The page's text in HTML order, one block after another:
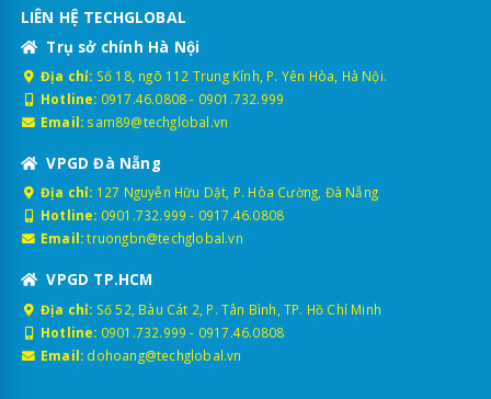
LIÊN HỆ TECHGLOBAL
Trụ sở chính Hà Nội
Địa chỉ: Số 18, ngõ 112 Trung Kính, P. Yên Hòa, Hà Nội.
Hotline: 0917.46.0808- 0901.732.999
Email: sam89@techglobal.vn
VPGD Đà Nẵng
Địa chỉ: 127 Nguyễn Hữu Dật, P. Hòa Cường, Đà Nẵng
Hotline: 0901.732.999 - 0917.46.0808
Email: truongbn@techglobal.vn
VPGD TP.HCM
Địa chỉ: Số 52, Bàu Cát 2, P. Tân Bình, TP. Hồ Chí Minh
Hotline: 0901.732.999 - 0917.46.0808
Email: dohoang@techglobal.vn